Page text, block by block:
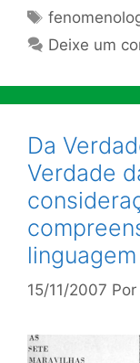
Tags
Deixe um
Da
Verdade
linguagem
15/11/2007 Por